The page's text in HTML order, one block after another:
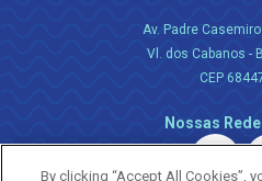
Av. Padre
Vl. dos Cabanos -
CEP
Nossas
By clicking “Accept All Cookies”,